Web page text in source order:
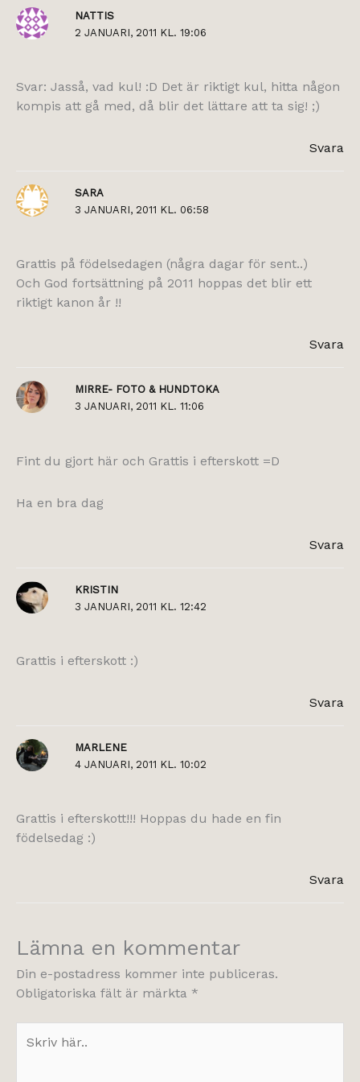
NATTIS
2 JANUARI, 2011 KL. 19:06
Svar: Jasså, vad kul! :D Det är riktigt kul, hitta någon
kompis att gå med, då blir det lättare att ta sig! ;)
Svara
SARA
3 JANUARI, 2011 KL. 06:58
Grattis på födelsedagen (några dagar för sent..)
Och God fortsättning på 2011 hoppas det blir ett
riktigt kanon år !!
Svara
MIRRE- FOTO & HUNDTOKA
3 JANUARI, 2011 KL. 11:06
Fint du gjort här och Grattis i efterskott =D
Ha en bra dag
Svara
KRISTIN
3 JANUARI, 2011 KL. 12:42
Grattis i efterskott :)
Svara
MARLENE
4 JANUARI, 2011 KL. 10:02
Grattis i efterskott!!! Hoppas du hade en fin
födelsedag :)
Svara
Lämna en kommentar
Din e-postadress kommer inte publiceras.
Obligatoriska fält är märkta *
här..